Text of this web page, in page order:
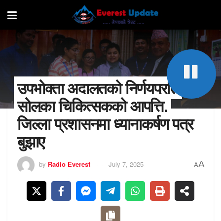
उपभोक्ता अदालतको निर्णयप्रति
सोलुका चिकित्सकको आपत्ति,
जिल्ला प्रशासनमा ध्यानाकर्षण पत्र
बुझाए
by Radio Everest July 7, 2025 AA